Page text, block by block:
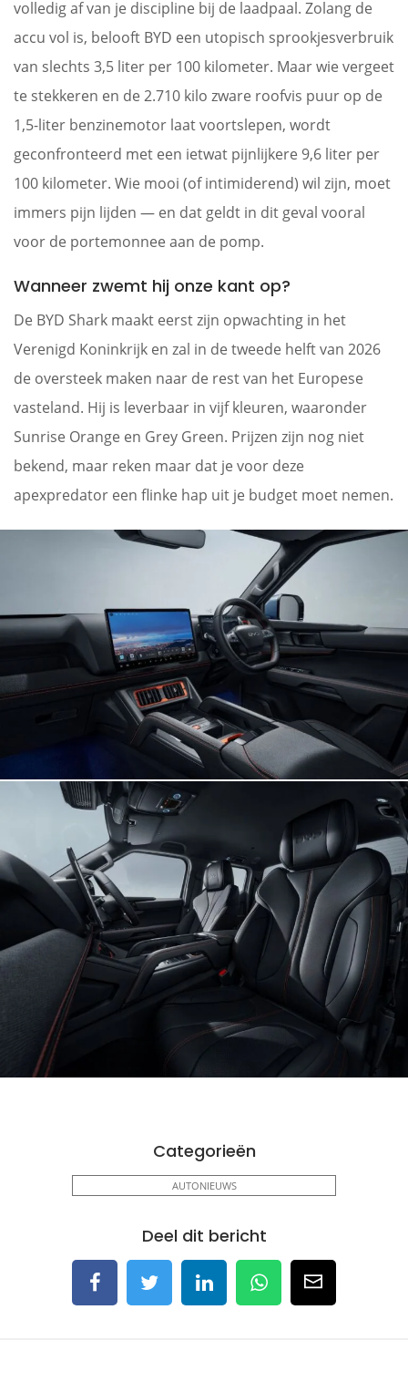
volledig af van je discipline bij de laadpaal. Zolang de
accu vol is, belooft BYD een utopisch sprookjesverbruik
van slechts 3,5 liter per 100 kilometer. Maar wie vergeet
te stekkeren en de 2.710 kilo zware roofvis puur op de
1,5-liter benzinemotor laat voortslepen, wordt
geconfronteerd met een ietwat pijnlijkere 9,6 liter per
100 kilometer. Wie mooi (of intimiderend) wil zijn, moet
immers pijn lijden — en dat geldt in dit geval vooral
voor de portemonnee aan de pomp.
Wanneer zwemt hij onze kant op?
De BYD Shark maakt eerst zijn opwachting in het
Verenigd Koninkrijk en zal in de tweede helft van 2026
de oversteek maken naar de rest van het Europese
vasteland. Hij is leverbaar in vijf kleuren, waaronder
Sunrise Orange en Grey Green. Prijzen zijn nog niet
bekend, maar reken maar dat je voor deze
apexpredator een flinke hap uit je budget moet nemen.
Categorieën
AUTONIEUWS
Deel dit bericht